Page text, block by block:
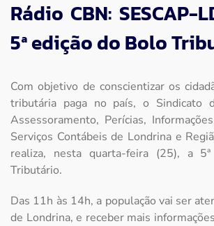
Rádio CBN: SESCAP-
5ª edição do Bolo
Com objetivo de conscientizar os
tributária paga no país, o Sindicato
Assessoramento, Perícias,
Serviços Contábeis de Londrina e
realiza, nesta quarta-feira (25), a
Tributário.
Das 11h às 14h, a população vai ser
de Londrina, e receber mais